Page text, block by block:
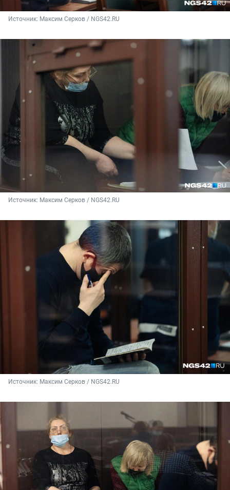
Источник: Максим Серков / NGS42.RU
Источник: Максим Серков / NGS42.RU
Источник: Максим Серков / NGS42.RU